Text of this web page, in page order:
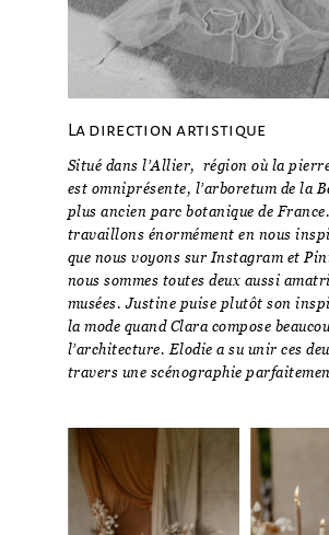
La direction artistique
Situé dans l’Allier, région où la
est omniprésente, l’arboretum de la
plus ancien parc botanique de
travaillons énormément en nous
que nous voyons sur Instagram et
nous sommes toutes deux aussi
musées. Justine puise plutôt son
la mode quand Clara compose
l’architecture. Elodie a su unir ces
travers une scénographie